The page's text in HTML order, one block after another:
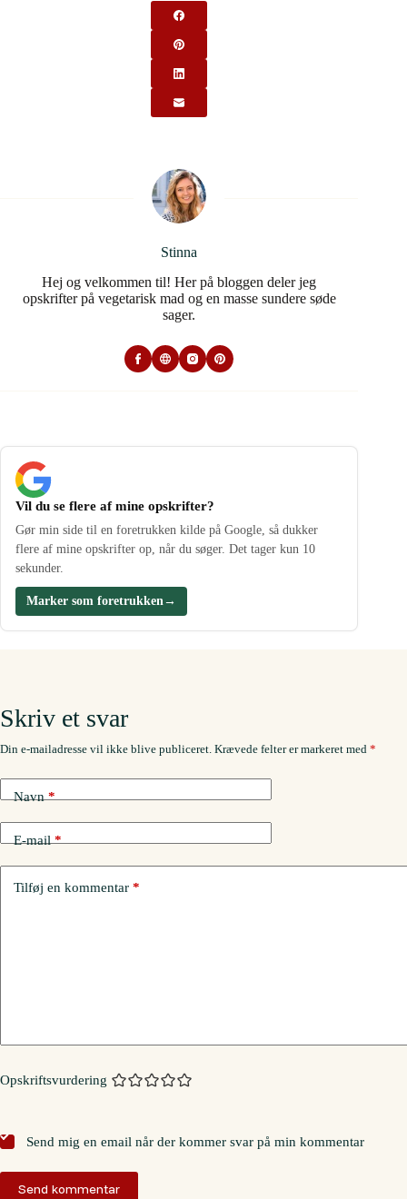
Stinna
Hej og velkommen til! Her på bloggen deler jeg
opskrifter på vegetarisk mad og en masse sundere søde
sager.
Vil du se flere af mine opskrifter?
Gør min side til en foretrukken kilde på Google, så dukker
flere af mine opskrifter op, når du søger. Det tager kun 10
sekunder.
Marker som foretrukken →
Skriv et svar
Din e-mailadresse vil ikke blive publiceret. Krævede felter er markeret med *
Navn*
E-mail*
Tilføj en kommentar *
Opskriftsvurdering
Send mig en email når der kommer svar på min kommentar
Send kommentar